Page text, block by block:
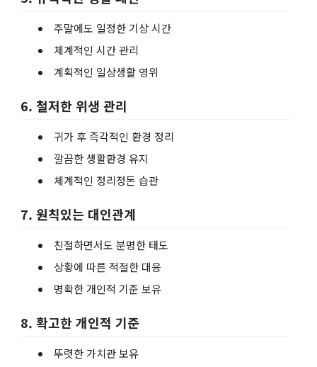
주말에도 일정한 기상 시간
체계적인 시간 관리
계획적인 일상생활 영위
6. 철저한 위생 관리
귀가 후 즉각적인 환경 정리
깔끔한 생활환경 유지
체계적인 정리정돈 습관
7. 원칙있는 대인관계
친절하면서도 분명한 태도
상황에 따른 적절한 대응
명확한 개인적 기준 보유
8. 확고한 개인적 기준
뚜렷한 가치관 보유